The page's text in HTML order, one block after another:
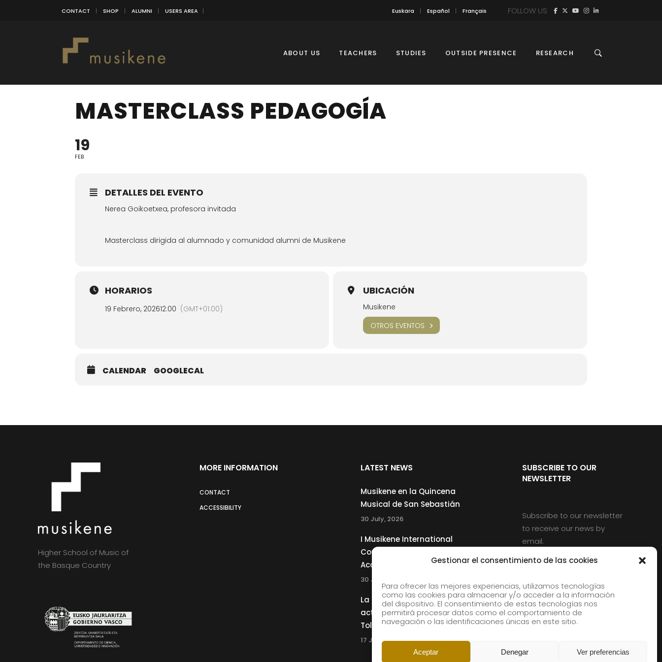
Gestionar el consentimiento de las cookies
Para ofrecer las mejores experiencias, utilizamos tecnologías
como las cookies para almacenar y/o acceder a la información
del dispositivo. El consentimiento de estas tecnologías nos
permitirá procesar datos como el comportamiento de
navegación o las identificaciones únicas en este sitio.
Aceptar Denegar Ver preferencias
CONTACT SHOP ALUMNI USERS AREA Euskara Español Français FOLLOW US
ABOUT US TEACHERS STUDIES OUTSIDE PRESENCE RESEARCH
MASTERCLASS PEDAGOGÍA
19
FEB
DETALLES DEL EVENTO
Nerea Goikoetxea, profesora invitada
Masterclass dirigida al alumnado y comunidad alumni de Musikene
HORARIOS
19 Febrero, 202612:00 (GMT+01:00)
UBICACIÓN
Musikene
OTROS EVENTOS
CALENDAR GOOGLECAL
Higher School of Music of
the Basque Country
MORE INFORMATION
CONTACT
ACCESSIBILITY
LATEST NEWS
Musikene en la Quincena
Musical de San Sebastián
30 July, 2026
I Musikene International
Competition for Young
Accordionists
30 July, 2026
La Musikene Big Band
actuará junto a Charles
Tolliver en el 61 Jazzaldia
17 July, 2026
SUBSCRIBE TO OUR
NEWSLETTER
Subscribe to our newsletter
to receive our news by
email.